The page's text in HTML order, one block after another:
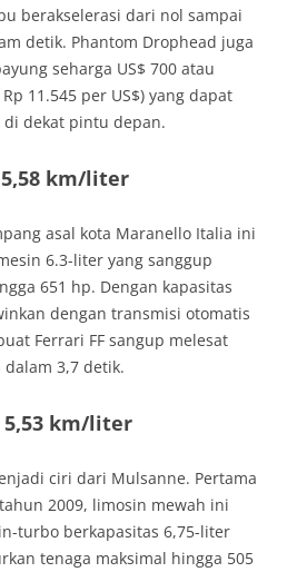
berakselerasi dari nol sampai
detik. Phantom Drophead juga
seharga US$ 700 atau
11.545 per US$) yang dapat
dekat pintu depan.
5,58 km/liter
asal kota Maranello Italia ini
6.3-liter yang sanggup
651 hp. Dengan kapasitas
dengan transmisi otomatis
Ferrari FF sangup melesat
3,7 detik.
km/liter
ciri dari Mulsanne. Pertama
2009, limosin mewah ini
turbo berkapasitas 6,75-liter
tenaga maksimal hingga 505